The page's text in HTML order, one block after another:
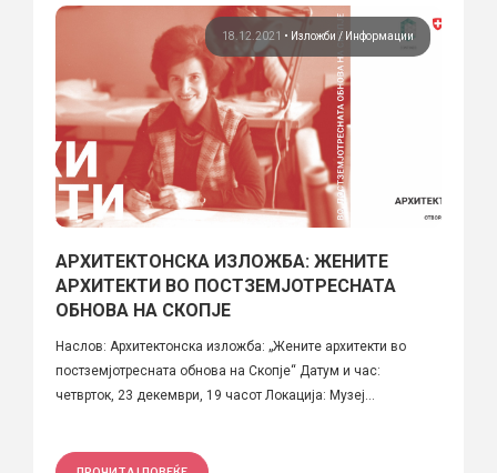
18.12.2021 • Изложби Информации
АРХИТЕКТОНСКА ИЗЛОЖБА: ЖЕНИТЕ
АРХИТЕКТИ ВО ПОСТЗЕМЈОТРЕСНАТА
ОБНОВА НА СКОПЈЕ
Наслов: Архитектонска изложба: „Жените архитекти во
постземјотресната обнова на Скопје“ Датум и час:
четврток, 23 декември, 19 часот Локација: Музеј...